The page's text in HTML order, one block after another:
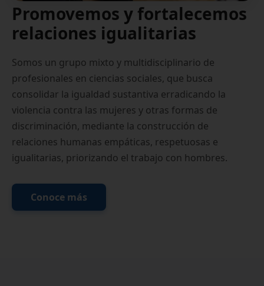
Promovemos y fortalecemos
relaciones igualitarias
Somos un grupo mixto y multidisciplinario de
profesionales en ciencias sociales, que busca
consolidar la igualdad sustantiva erradicando la
violencia contra las mujeres y otras formas de
discriminación, mediante la construcción de
relaciones humanas empáticas, respetuosas e
igualitarias, priorizando el trabajo con hombres.
Conoce más